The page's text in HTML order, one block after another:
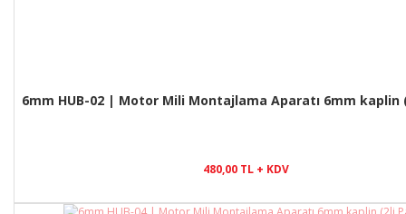
6mm HUB-02 | Motor Mili Montajlama Aparatı 6mm kaplin
480,00 TL + KDV